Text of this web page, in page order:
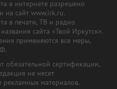
в интернете разрешено
на сайт www.irk.ru.
в печати, ТВ и радио
сайта «Твой Иркутск».
применяются все меры,
обязательной сертификации,
не несет
рекламных материалов.